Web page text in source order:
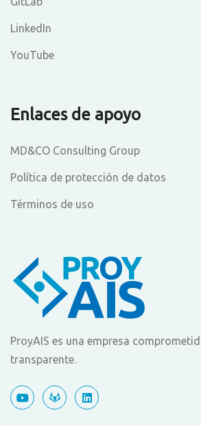
LinkedIn
YouTube
Enlaces de apoyo
MD&CO Consulting Group
Política de protección de datos
Términos de uso
ProyAIS es una empresa
transparente.